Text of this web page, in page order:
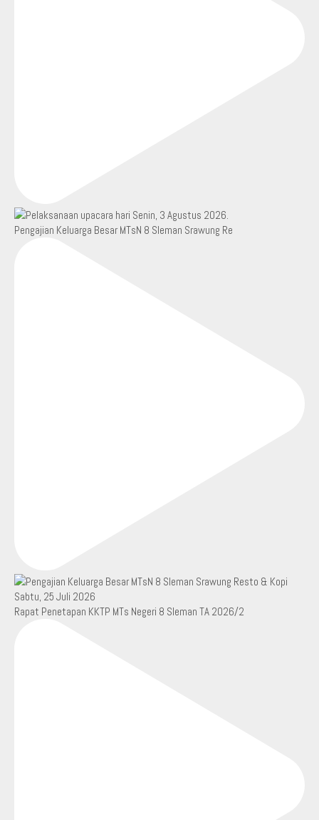
Pengajian Keluarga Besar MTsN 8 Sleman Srawung Re
Rapat Penetapan KKTP MTs Negeri 8 Sleman TA 2026/2